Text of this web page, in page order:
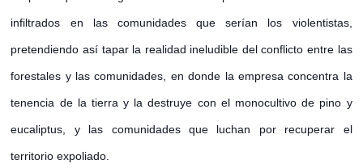
infiltrados en las comunidades que serían los violentistas,
pretendiendo así tapar la realidad ineludible del conflicto entre las
forestales y las comunidades, en donde la empresa concentra la
tenencia de la tierra y la destruye con el monocultivo de pino y
eucaliptus, y las comunidades que luchan por recuperar el
territorio expoliado.